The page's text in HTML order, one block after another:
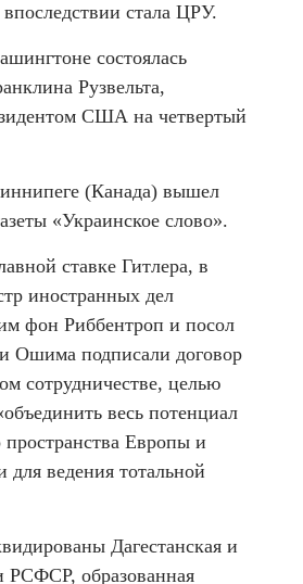
впоследствии стала ЦРУ.
состоялась
Рузвельта,
США на четвертый
(Канада) вышел
«Украинское слово».
ставке Гитлера, в
иностранных дел
фон Риббентроп и посол
подписали договор
сотрудничестве, целью
весь потенциал
пространства Европы и
ведения тотальной
Дагестанская и
РСФСР, образованная